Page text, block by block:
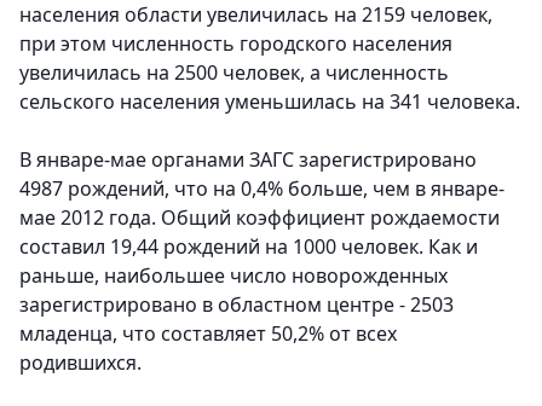
населения области увеличилась на 2159 человек,
при этом численность городского населения
увеличилась на 2500 человек, а численность
сельского населения уменьшилась на 341 человека.
В январе-мае органами ЗАГС зарегистрировано
4987 рождений, что на 0,4% больше, чем в январе-
мае 2012 года. Общий коэффициент рождаемости
составил 19,44 рождений на 1000 человек. Как и
раньше, наибольшее число новорожденных
зарегистрировано в областном центре - 2503
младенца, что составляет 50,2% от всех
родившихся.